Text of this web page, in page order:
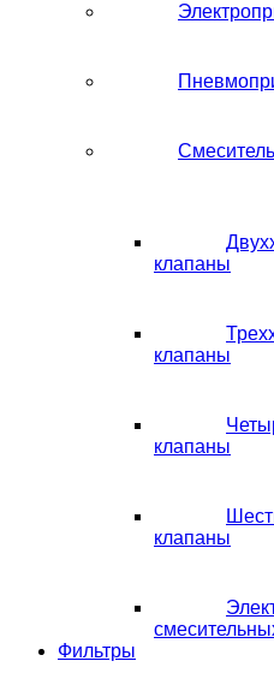
клапаны
клапаны
клапаны
клапаны
Фильтры